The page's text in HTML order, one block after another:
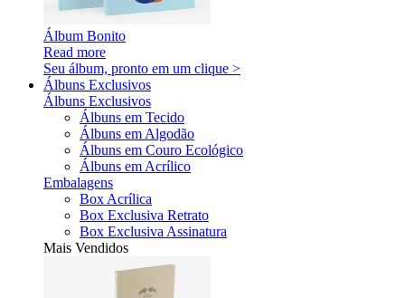
Álbum Bonito
Read more
Seu álbum, pronto em um clique >
Álbuns Exclusivos
Álbuns Exclusivos
Álbuns em Tecido
Álbuns em Algodão
Álbuns em Couro Ecológico
Álbuns em Acrílico
Embalagens
Box Acrílica
Box Exclusiva Retrato
Box Exclusiva Assinatura
Mais Vendidos